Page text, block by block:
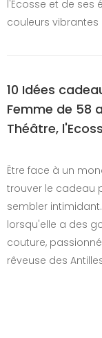
l'Écosse et de ses
couleurs
10 Idées
Femme de 58
Théâtre,
Être face à un
trouver le cadeau
sembler
lorsqu'elle a des
couture,
rêveuse des